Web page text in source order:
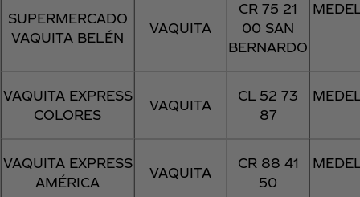
SUPERMERCADO
VAQUITA BELÉN
VAQUITA
CR 75 21
00 SAN
BERNARDO
VAQUITA EXPRESS
COLORES
VAQUITA
CL 52 73
87
VAQUITA EXPRESS
AMÉRICA
VAQUITA
CR 88 41
50